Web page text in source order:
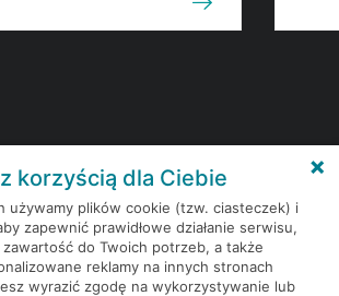
materiałów, które
eksperci rynku finansowego.
korzyścią dla Ciebie
używamy plików cookie (tzw. ciasteczek) i
zapewnić prawidłowe działanie serwisu,
do Twoich potrzeb, a także
reklamy na innych stronach
wyrazić zgodę na wykorzystywanie lub